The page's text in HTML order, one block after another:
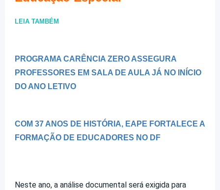
LEIA TAMBÉM
PROGRAMA CARÊNCIA ZERO ASSEGURA
PROFESSORES EM SALA DE AULA JÁ NO INÍCIO
DO ANO LETIVO
COM 37 ANOS DE HISTÓRIA, EAPE FORTALECE A
FORMAÇÃO DE EDUCADORES NO DF
Neste ano, a análise documental será exigida para